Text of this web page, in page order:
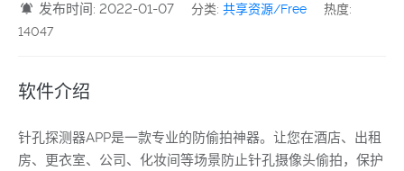
发布时间: 2022-01-07 分类:共享资源/Free
热度:
14047
软件介绍
针孔探测器APP是一款专业的防偷拍神器。让您在酒店、出租
房、更衣室、公司、化妆间等场景防止针孔摄像头偷拍，保护